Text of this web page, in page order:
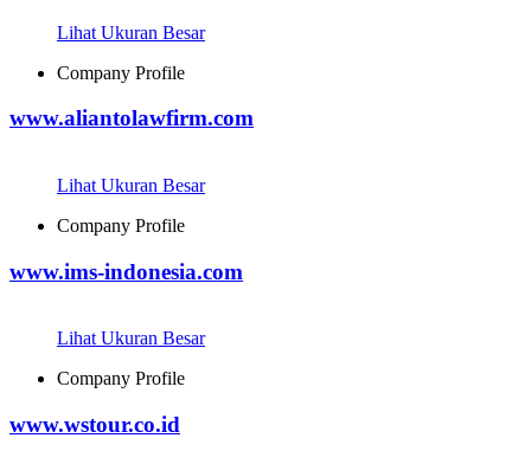
Lihat Ukuran Besar
Company Profile
www.aliantolawfirm.com
Lihat Ukuran Besar
Company Profile
www.ims-indonesia.com
Lihat Ukuran Besar
Company Profile
www.wstour.co.id